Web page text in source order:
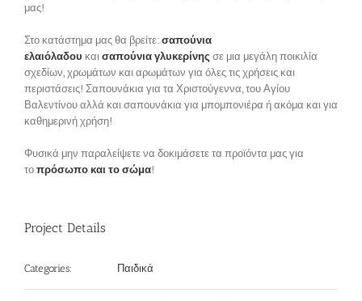
μας!
Στο κατάστημα μας θα βρείτε:σαπούνια
ελαιόλαδου καισαπούνια γλυκερίνης σε μια μεγάλη ποικιλία
σχεδίων, χρωμάτων και αρωμάτων για όλες τις χρήσεις και
περιστάσεις! Σαπουνάκια για τα Χριστούγεννα, του Αγίου
Βαλεντίνου αλλά και σαπουνάκια για μπομπονιέρα ή ακόμα και για
καθημερινή χρήση!
Φυσικά μην παραλείψετε να δοκιμάσετε τα προϊόντα μας για
τοπρόσωπο και το σώμα!
Project Details
Categories: Παιδικά